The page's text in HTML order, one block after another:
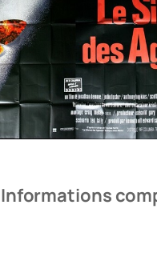
Informations